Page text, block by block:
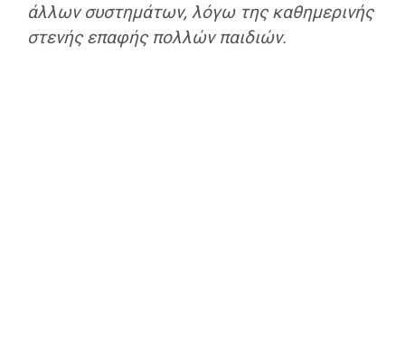
άλλων συστημάτων, λόγω της καθημερινής
στενής επαφής πολλών παιδιών.